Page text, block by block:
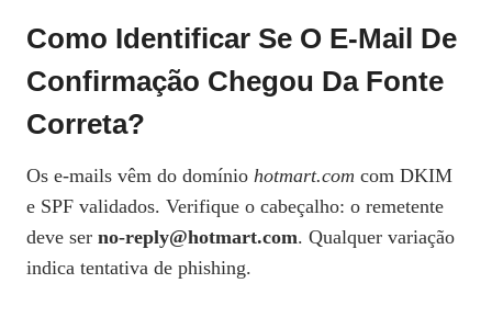
Como Identificar Se O E‑mail De
Confirmação Chegou Da Fonte
Correta?
Os e‑mails vêm do domínio hotmart.com com DKIM
e SPF validados. Verifique o cabeçalho: o remetente
deve ser no-reply@hotmart.com. Qualquer variação
indica tentativa de phishing.